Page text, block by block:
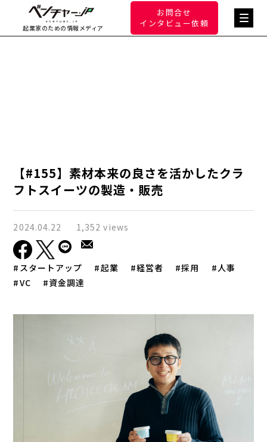
起業家のための情報メディア
お問合せ
インタビュー依頼
【#155】素材本来の良さを活かしたクラ
フトスイーツの製造・販売
2024.04.22 1,352 views
スタートアップ 起業 経営者 採用
人事
VC
資金調達